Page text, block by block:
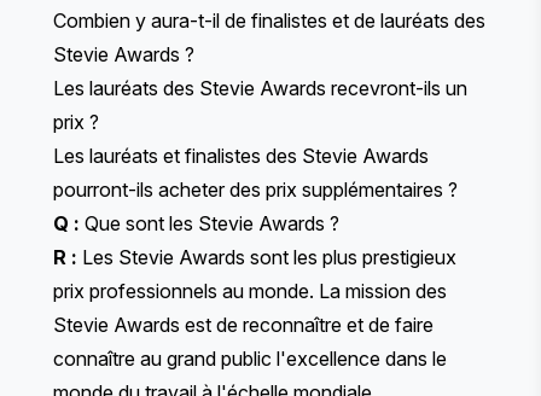
Combien y aura-t-il de finalistes et de lauréats des
Stevie Awards ?
Les lauréats des Stevie Awards recevront-ils un
prix ?
Les lauréats et finalistes des Stevie Awards
pourront-ils acheter des prix supplémentaires ?
Q : Que sont les Stevie Awards ?
R : Les Stevie Awards sont les plus prestigieux
prix professionnels au monde. La mission des
Stevie Awards est de reconnaître et de faire
connaître au grand public l'excellence dans le